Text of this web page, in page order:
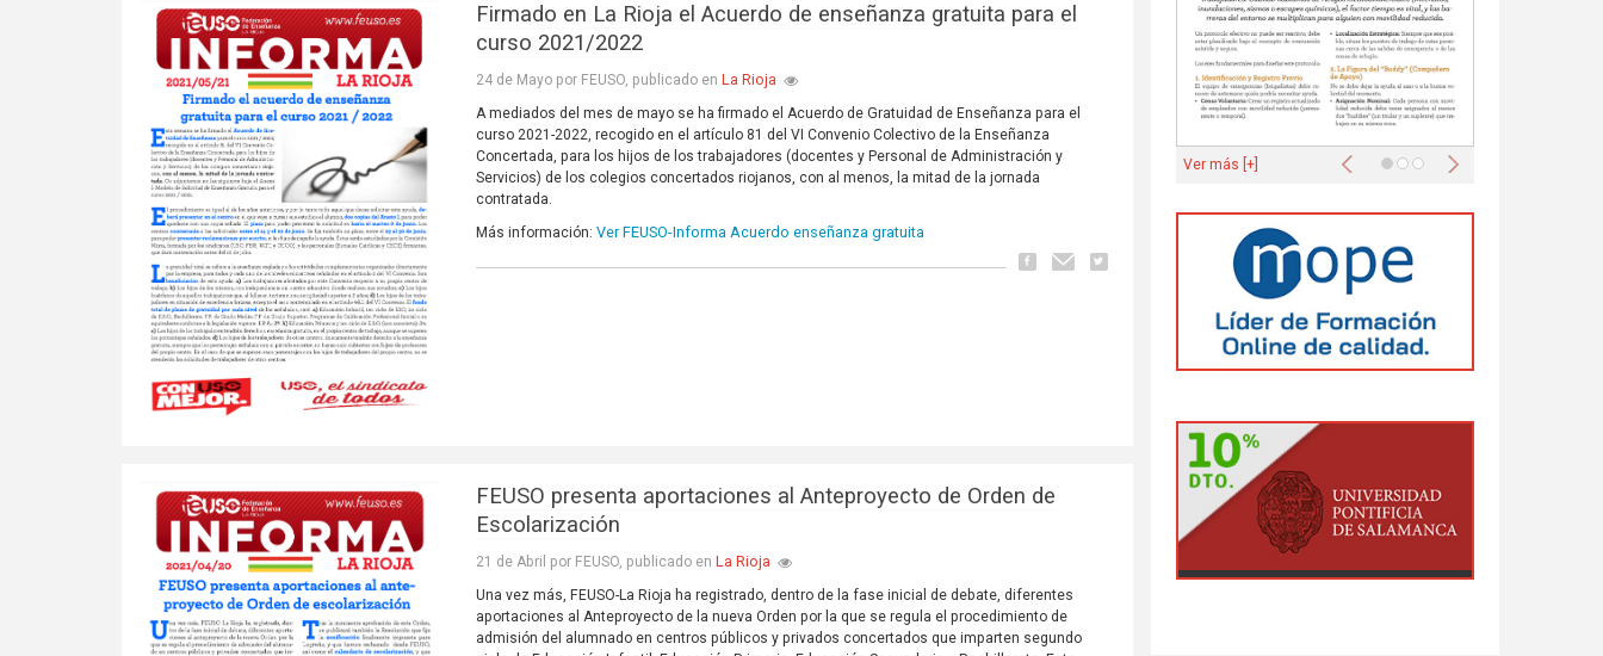
Firmado en La Rioja el Acuerdo de enseñanza gratuita para el
curso 2021/2022
24 de Mayo por FEUSO, publicado en La Rioja
A mediados del mes de mayo se ha firmado el Acuerdo de Gratuidad de Enseñanza para el
curso 2021-2022, recogido en el artículo 81 del VI Convenio Colectivo de la Enseñanza
Concertada, para los hijos de los trabajadores (docentes y Personal de Administración y
Servicios) de los colegios concertados riojanos, con al menos, la mitad de la jornada
contratada.
Más información:Ver FEUSO-Informa Acuerdo enseñanza gratuita
FEUSO presenta aportaciones al Anteproyecto de Orden de
Escolarización
21 de Abril por FEUSO, publicado en La Rioja
Una vez más, FEUSO-La Rioja ha registrado, dentro de la fase inicial de debate, diferentes
aportaciones al Anteproyecto de la nueva Orden por la que se regula el procedimiento de
admisión del alumnado en centros públicos y privados concertados que imparten segundo
Anterior Siguiente
Ver más [+]